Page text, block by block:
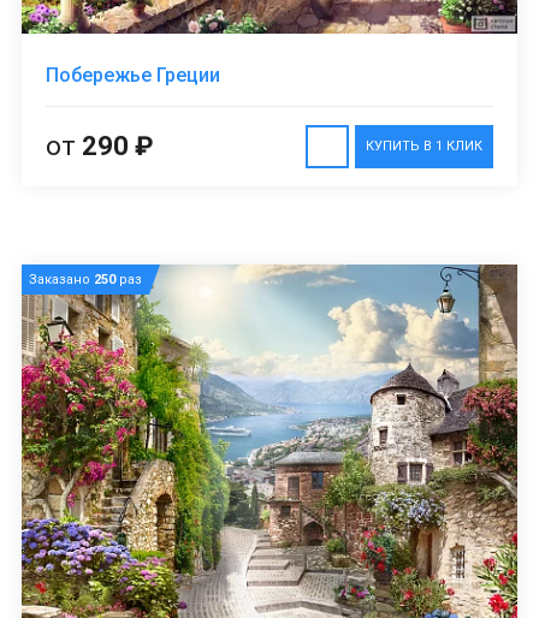
Побережье Греции
КУПИТЬ В 1 КЛИК
от 290 ₽
Заказано 250раз